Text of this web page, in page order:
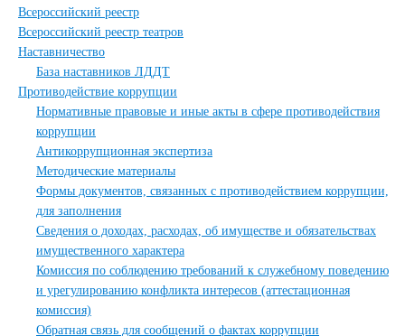
Всероссийский реестр
Всероссийский реестр театров
Наставничество
База наставников ЛДДТ
Противодействие коррупции
Нормативные правовые и иные акты в сфере противодействия
коррупции
Антикоррупционная экспертиза
Методические материалы
Формы документов, связанных с противодействием коррупции,
для заполнения
Сведения о доходах, расходах, об имуществе и обязательствах
имущественного характера
Комиссия по соблюдению требований к служебному поведению
и урегулированию конфликта интересов (аттестационная
комиссия)
Обратная связь для сообщений о фактах коррупции